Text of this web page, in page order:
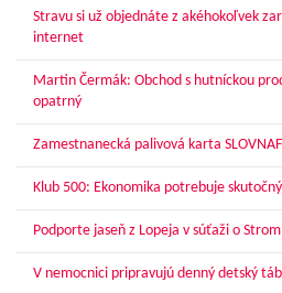
Stravu si už objednáte z akéhokoľvek
internet
Martin Čermák: Obchod s hutníckou
opatrný
Zamestnanecká palivová karta SLOVNAFT
Klub 500: Ekonomika potrebuje
Podporte jaseň z Lopeja v súťaži o
V nemocnici pripravujú denný detský